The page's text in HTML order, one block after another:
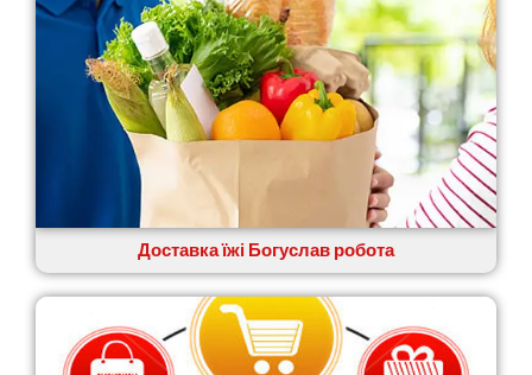
Доставка їжі Богуслав робота